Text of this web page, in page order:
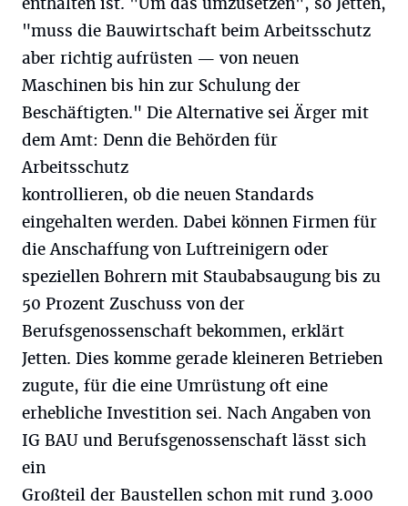
"muss die Bauwirtschaft beim Arbeitsschutz
aber richtig aufrüsten — von neuen
Maschinen bis hin zur Schulung der
Beschäftigten." Die Alternative sei Ärger mit
dem Amt: Denn die Behörden für
Arbeitsschutz
kontrollieren, ob die neuen Standards
eingehalten werden. Dabei können Firmen für
die Anschaffung von Luftreinigern oder
speziellen Bohrern mit Staubabsaugung bis zu
50 Prozent Zuschuss von der
Berufsgenossenschaft bekommen, erklärt
Jetten. Dies komme gerade kleineren Betrieben
zugute, für die eine Umrüstung oft eine
erhebliche Investition sei. Nach Angaben von
IG BAU und Berufsgenossenschaft lässt sich
ein
Großteil der Baustellen schon mit rund 3.000